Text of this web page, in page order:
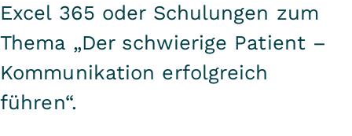
Excel 365 oder Schulungen zum
Thema „Der schwierige Patient –
Kommunikation erfolgreich
führen“.